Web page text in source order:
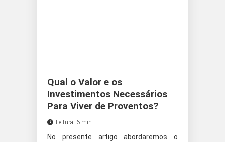
Qual o Valor e os
Investimentos Necessários
Para Viver de Proventos?
Leitura: 6 min
No presente artigo abordaremos o